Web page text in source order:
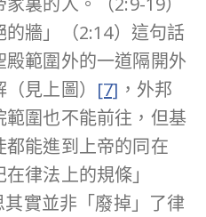
牆」（2:14）這句話
範圍外的一道隔開外
見上圖） [7] ，外邦
圍也不能前往，但基
能進到上帝的同在
律法上的規條」
其實並非「廢掉」了律